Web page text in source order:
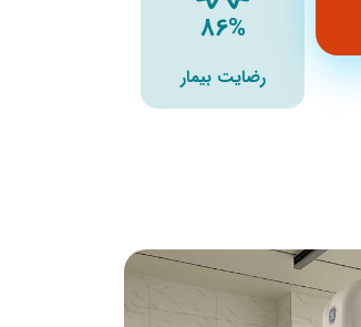
86%
رضایت بیمار